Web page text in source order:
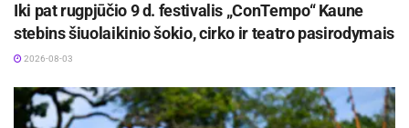
BK numatyta bauda, areštas arba laisvės atėmimas iki vienerių
metų. Už kelių transporto eismo saugumo ar transporto priemonių
padaryta didelė turtinė žala, BK numatyta bauda, laisvės
apribojimas, areštas arba laisvės atėmimas iki trejų metų.
Iki pat rugpjūčio 9 d. festivalis „ConTempo“ Kaune
stebins šiuolaikinio šokio, cirko ir teatro pasirodymais
2026-08-03